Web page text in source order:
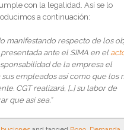
con la legalidad. Así se lo
a continuación:
manifestando respecto de los
ante el SIMA en el
de la empresa el
empleados así como que los
CGT realizará, […] su labor de
que así sea.”